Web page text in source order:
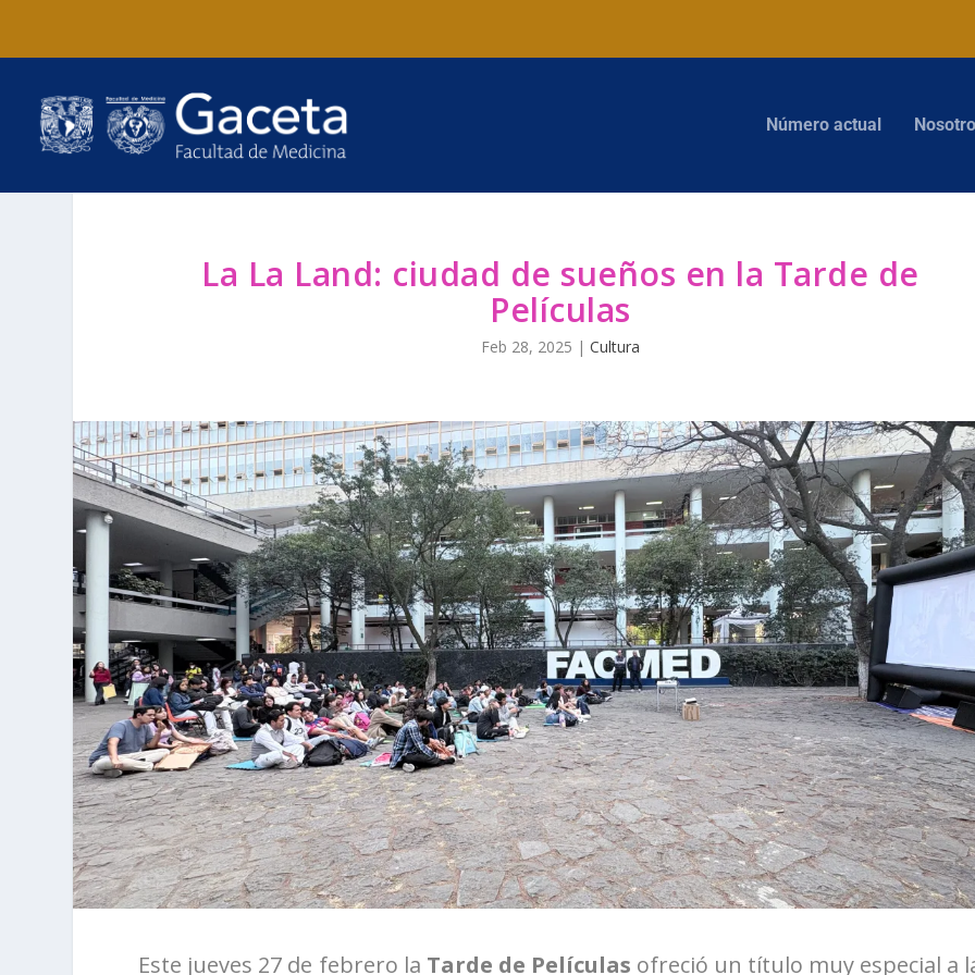
Número actual
La La Land: ciudad de sueños en la Tarde de
Películas
Feb 28, 2025 | Cultura
Este jueves 27 de febrero la Tarde de Películas ofreció un título muy especial a